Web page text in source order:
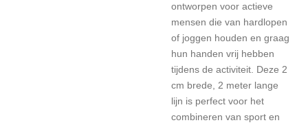
ontworpen voor actieve
mensen die van hardlopen
of joggen houden en graag
hun handen vrij hebben
tijdens de activiteit. Deze 2
cm brede, 2 meter lange
lijn is perfect voor het
combineren van sport en